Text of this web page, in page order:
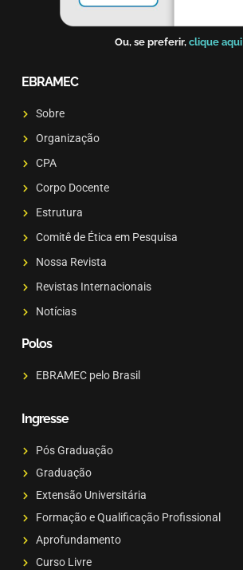
Ou, se preferir, clique aqui
EBRAMEC
Sobre
Organização
CPA
Corpo Docente
Estrutura
Comitê de Ética em Pesquisa
Nossa Revista
Revistas Internacionais
Notícias
Polos
EBRAMEC pelo Brasil
Ingresse
Pós Graduação
Graduação
Extensão Universitária
Formação e Qualificação Profissional
Aprofundamento
Curso Livre